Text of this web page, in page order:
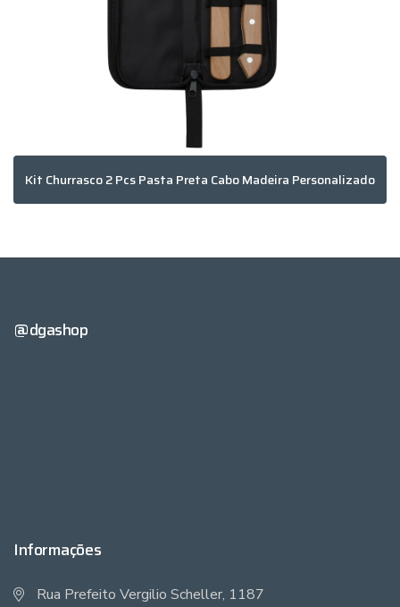
Kit Churrasco 2 Pcs Pasta Preta Cabo Madeira Personalizado
Informações
Rua Prefeito Vergilio Scheller, 1187
@dgashop